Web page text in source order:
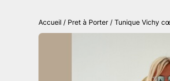
Accueil / Pret à Porter / Tunique Vichy